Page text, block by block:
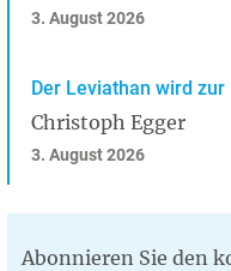
3. August 2026
Der Leviathan wird
Christoph Egger
3. August 2026
Abonnieren Sie den